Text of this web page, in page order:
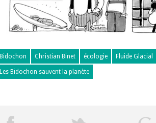
Bidochon Christian Binet écologie Fluide Glacial
Les Bidochon sauvent la planète